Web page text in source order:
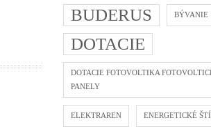
BUDERUS BÝVANIE
DOTACIE
DOTACIE FOTOVOLTIKA
PANELY
ELEKTRAREN ENERGETICKÉ